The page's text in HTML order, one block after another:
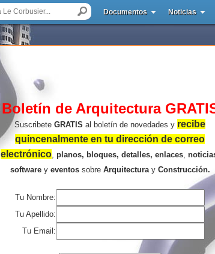
Documentos Noticias
Noticias de Arquitectura : Christchurch Central
Christchurch
Resultados de la
Boletín de Arquitectura
Suscribete GRATIS al boletín de novedades y recibe
quincenalmente en tu dirección de correo
electrónico, planos, bloques, detalles, enlaces,
softwarey eventossobre Arquitecturay Construcción.
Tu Nombre:
Tu Apellido:
Tu Email: